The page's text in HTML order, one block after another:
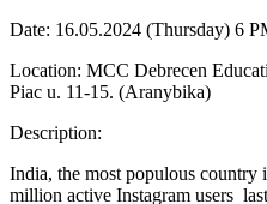
Date: 16.05.2024 (Thursday) 6
Location: MCC Debrecen
Piac u. 11-15. (Aranybika)
Description:
India, the most populous country
million active Instagram users